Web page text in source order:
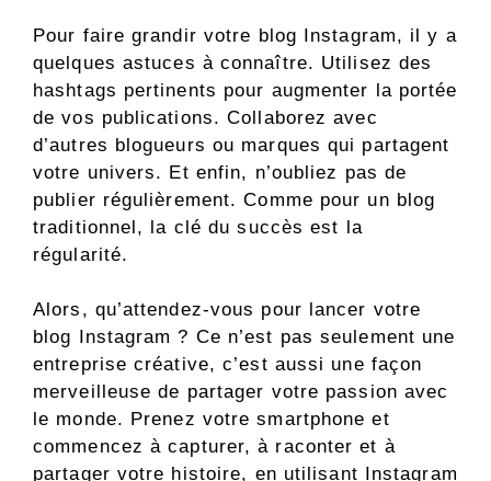
Pour faire grandir votre blog Instagram, il y a
quelques astuces à connaître. Utilisez des
hashtags pertinents pour augmenter la portée
de vos publications. Collaborez avec
d’autres blogueurs ou marques qui partagent
votre univers. Et enfin, n’oubliez pas de
publier régulièrement. Comme pour un blog
traditionnel, la clé du succès est la
régularité.
Alors, qu’attendez-vous pour lancer votre
blog Instagram ? Ce n’est pas seulement une
entreprise créative, c’est aussi une façon
merveilleuse de partager votre passion avec
le monde. Prenez votre smartphone et
commencez à capturer, à raconter et à
partager votre histoire, en utilisant Instagram